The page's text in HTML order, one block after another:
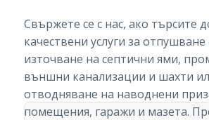
Свържете се с нас, ако търсите
качествени услуги за
източване на септични ями,
външни канализации и шахти
отводняване на наводнени
помещения, гаражи и мазета.